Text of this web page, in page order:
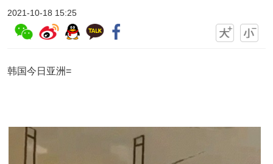
2021-10-18 15:25
韩国今日亚洲=